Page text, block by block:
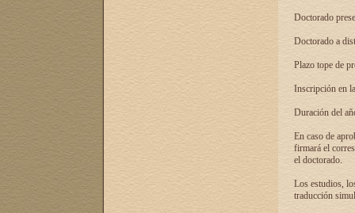
Doctorado
Doctorado a
Plazo tope de
Inscripción en
Duración del
En caso de
firmará el
el doctorado.
Los estudios,
traducción